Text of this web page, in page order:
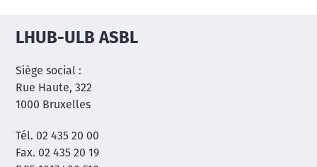
LHUB-ULB ASBL
Siège social :
Rue Haute, 322
1000 Bruxelles
Tél. 02 435 20 00
Fax. 02 435 20 19